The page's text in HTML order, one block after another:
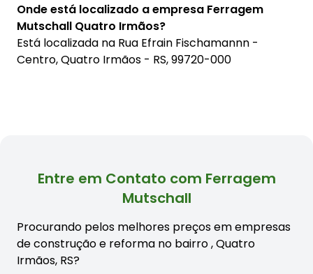
Onde está localizado a empresa Ferragem
Mutschall Quatro Irmãos?
Está localizada na Rua Efrain Fischamannn -
Centro, Quatro Irmãos - RS, 99720-000
Entre em Contato com Ferragem
Mutschall
Procurando pelos melhores preços em empresas
de construção e reforma no bairro, Quatro
Irmãos, RS?